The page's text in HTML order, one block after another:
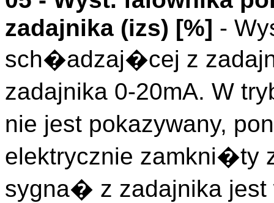
zadajnika (izs) [%] -
sch�adzaj�cej z
zadajnika 0-20mA. W
nie jest pokazywany,
elektrycznie zamkni�ty
sygna� z zadajnika